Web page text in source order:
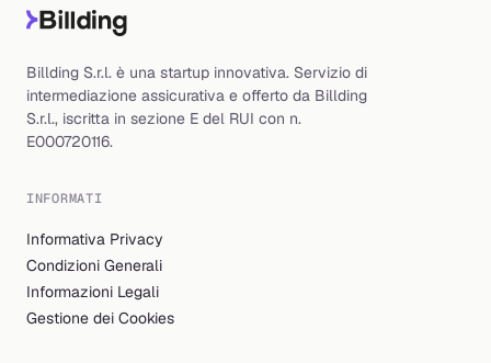
Billding S.r.l. è una startup innovativa. Servizio di
intermediazione assicurativa e offerto da Billding
S.r.l., iscritta in sezione E del RUI con n.
E000720116.
INFORMATI
Informativa Privacy
Condizioni Generali
Informazioni Legali
Gestione dei Cookies